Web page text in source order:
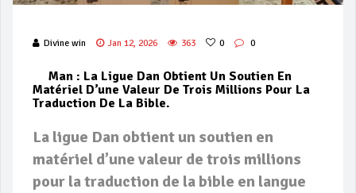
Divine win Jan 12, 2026 363 0 0
Man : La Ligue Dan Obtient Un Soutien En
Matériel D’une Valeur De Trois Millions Pour La
Traduction De La Bible.
La ligue Dan obtient un soutien en
matériel d’une valeur de trois millions
pour la traduction de la bible en langue